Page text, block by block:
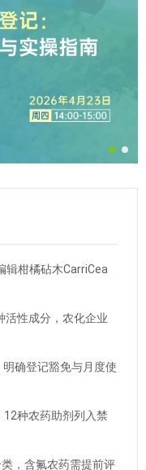
辑柑橘砧木CarriCea
活性成分，农化企业
确登记豁免与月度使
种农药助剂列入禁
，含氟农药需提前评